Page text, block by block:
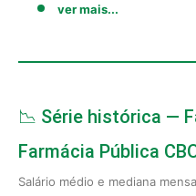
ver mais...
📉 Série histórica —
Farmácia Pública
Salário médio e mediana